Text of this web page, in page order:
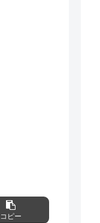
コピー